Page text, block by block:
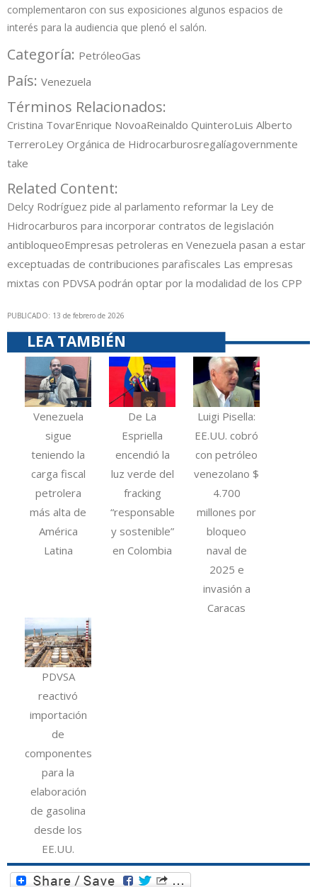
complementaron con sus exposiciones algunos espacios de
interés para la audiencia que plenó el salón.
Categoría: PetróleoGas
País: Venezuela
Términos Relacionados:
Cristina TovarEnrique NovoaReinaldo QuinteroLuis Alberto
TerreroLey Orgánica de Hidrocarburosregalíagovernmente
take
Related Content:
Delcy Rodríguez pide al parlamento reformar la Ley de
Hidrocarburos para incorporar contratos de legislación
antibloqueoEmpresas petroleras en Venezuela pasan a estar
exceptuadas de contribuciones parafiscales Las empresas
mixtas con PDVSA podrán optar por la modalidad de los CPP
PUBLICADO: 13 de febrero de 2026
LEA TAMBIÉN
Venezuela
sigue
teniendo la
carga fiscal
petrolera
más alta de
América
Latina
De La
Espriella
encendió la
luz verde del
fracking
“responsable
y sostenible”
en Colombia
Luigi Pisella:
EE.UU. cobró
con petróleo
venezolano $
4.700
millones por
bloqueo
naval de
2025 e
invasión a
Caracas
PDVSA
reactivó
importación
de
componentes
para la
elaboración
de gasolina
desde los
EE.UU.